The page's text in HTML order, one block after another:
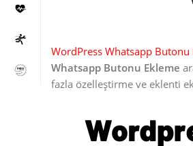
WordPress Whatsapp Butonu
Whatsapp Butonu Ekleme
fazla özelleştirme ve eklenti